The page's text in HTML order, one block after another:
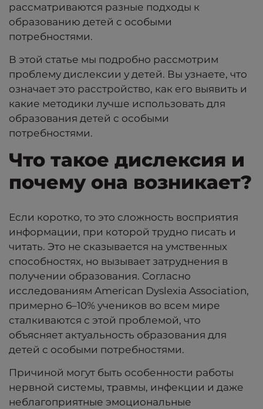
рассматриваются разные подходы к
образованию детей с особыми
потребностями.
В этой статье мы подробно рассмотрим
проблему дислексии у детей. Вы узнаете, что
означает это расстройство, как его выявить и
какие методики лучше использовать для
образования детей с особыми
потребностями.
Что такое дислексия и
почему она возникает?
Если коротко, то это сложность восприятия
информации, при которой трудно писать и
читать. Это не сказывается на умственных
способностях, но вызывает затруднения в
получении образования. Согласно
исследованиям American Dyslexia Association,
примерно 6–10% учеников во всем мире
сталкиваются с этой проблемой, что
объясняет актуальность образования для
детей с особыми потребностями.
Причиной могут быть особенности работы
нервной системы, травмы, инфекции и даже
неблагоприятные эмоциональные